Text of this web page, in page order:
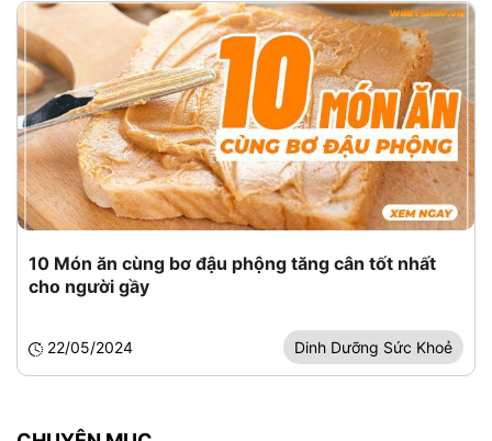
10 Món ăn cùng bơ đậu phộng tăng cân tốt nhất
cho người gầy
22/05/2024 Dinh Dưỡng Sức Khoẻ